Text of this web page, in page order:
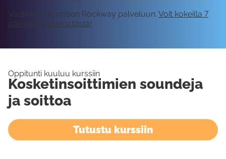
Vaatii kirjautumisen Rockway palveluun. Voit kokeilla 7
päivää ilmaiseksi tästä!
Oppitunti kuuluu kurssiin
Kosketinsoittimien soundeja
ja soittoa
Tutustu kurssiin